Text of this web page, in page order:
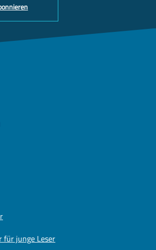
junge Leser